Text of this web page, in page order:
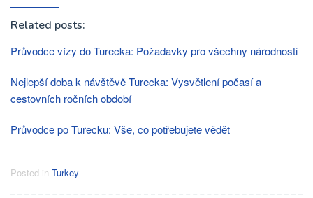
Related posts:
Průvodce vízy do Turecka: Požadavky pro všechny národnosti
Nejlepší doba k návštěvě Turecka: Vysvětlení počasí a
cestovních ročních období
Průvodce po Turecku: Vše, co potřebujete vědět
Posted in Turkey